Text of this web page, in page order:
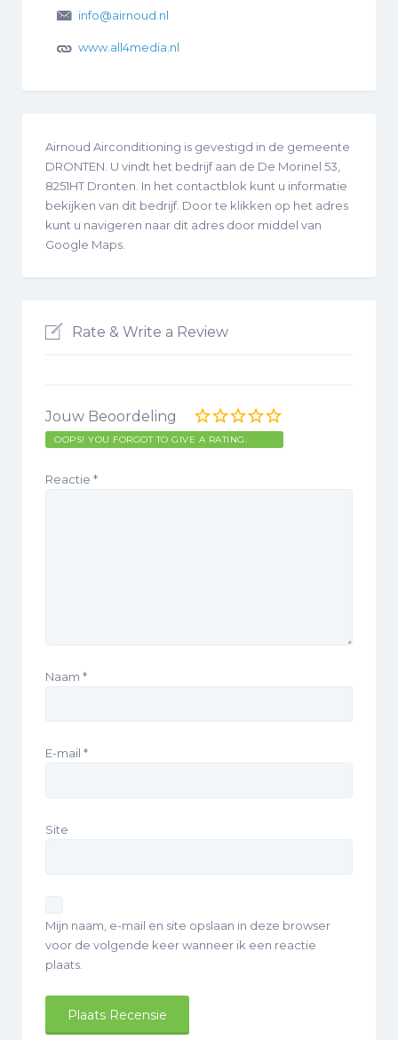
info@airnoud.nl
www.all4media.nl
Airnoud Airconditioning is gevestigd in de gemeente
DRONTEN. U vindt het bedrijf aan de De Morinel 53,
8251HT Dronten. In het contactblok kunt u informatie
bekijken van dit bedrijf. Door te klikken op het adres
kunt u navigeren naar dit adres door middel van
Google Maps.
Rate & Write a Review
Jouw Beoordeling
OOPS! YOU FORGOT TO GIVE A RATING.
Reactie *
Naam *
E-mail *
Site
Mijn naam, e-mail en site opslaan in deze browser
voor de volgende keer wanneer ik een reactie
plaats.